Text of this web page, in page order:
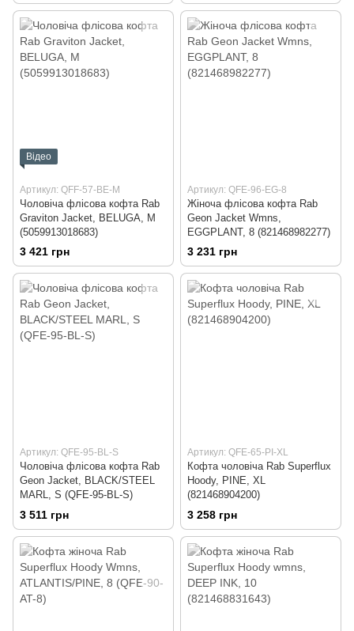
Відео
Артикул: QFF-57-BE-M
Чоловіча флісова кофта Rab
Graviton Jacket, BELUGA, M
(5059913018683)
3 421 грн
Артикул: QFE-96-EG-8
Жіноча флісова кофта Rab
Geon Jacket Wmns,
EGGPLANT, 8 (821468982277)
3 231 грн
Артикул: QFE-95-BL-S
Чоловіча флісова кофта Rab
Geon Jacket, BLACK/STEEL
MARL, S (QFE-95-BL-S)
3 511 грн
Артикул: QFE-65-PI-XL
Кофта чоловіча Rab Superflux
Hoody, PINE, XL
(821468904200)
3 258 грн